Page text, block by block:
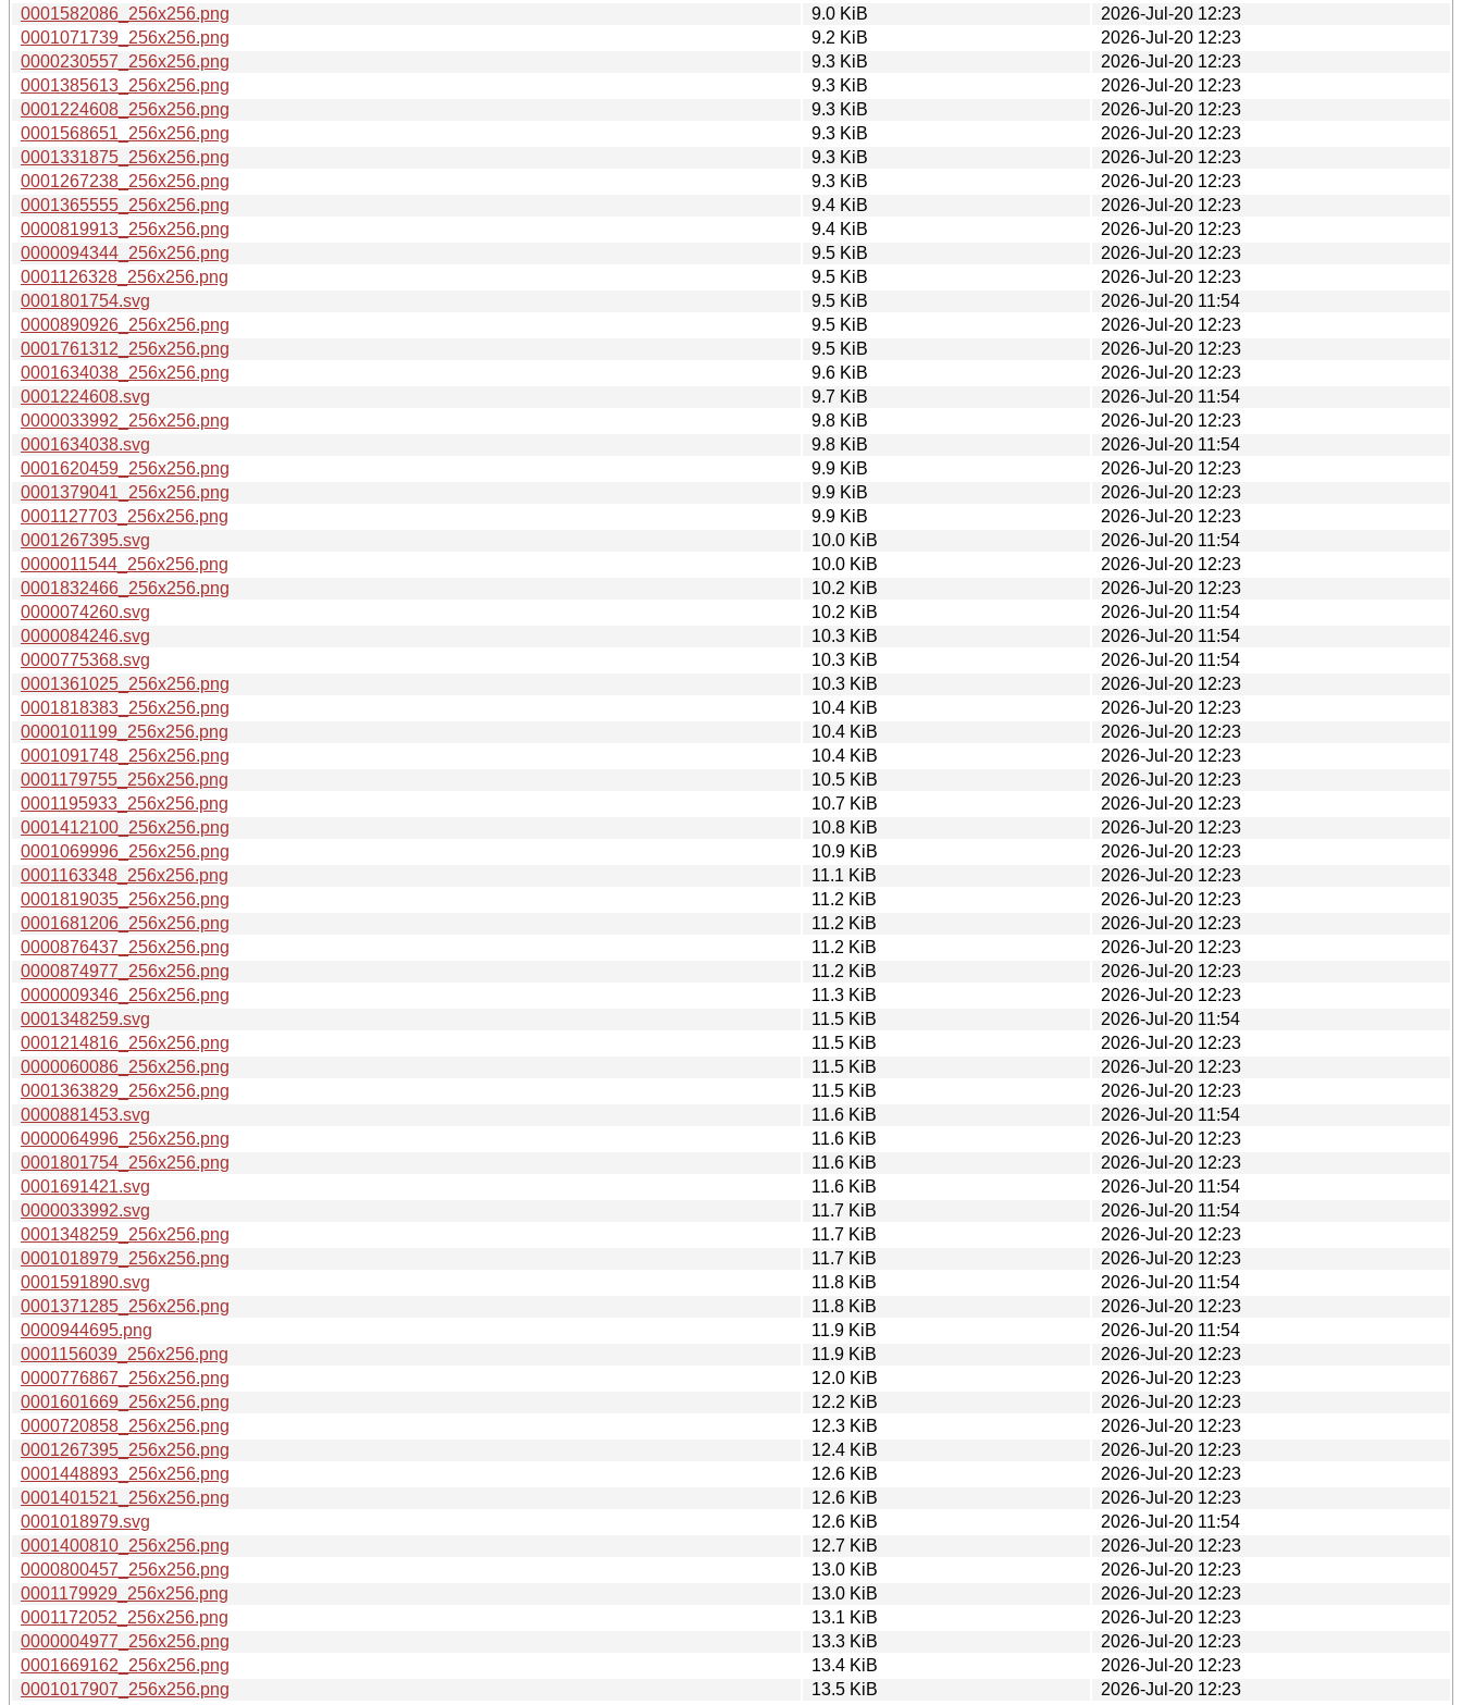
0001582086_256x256.png
9.0 KiB
2026-Jul-20 12:23
0001071739_256x256.png
9.2 KiB
2026-Jul-20 12:23
0000230557_256x256.png
9.3 KiB
2026-Jul-20 12:23
0001385613_256x256.png
9.3 KiB
2026-Jul-20 12:23
0001224608_256x256.png
9.3 KiB
2026-Jul-20 12:23
0001568651_256x256.png
9.3 KiB
2026-Jul-20 12:23
0001331875_256x256.png
9.3 KiB
2026-Jul-20 12:23
0001267238_256x256.png
9.3 KiB
2026-Jul-20 12:23
0001365555_256x256.png
9.4 KiB
2026-Jul-20 12:23
0000819913_256x256.png
9.4 KiB
2026-Jul-20 12:23
0000094344_256x256.png
9.5 KiB
2026-Jul-20 12:23
0001126328_256x256.png
9.5 KiB
2026-Jul-20 12:23
0001801754.svg
9.5 KiB
2026-Jul-20 11:54
0000890926_256x256.png
9.5 KiB
2026-Jul-20 12:23
0001761312_256x256.png
9.5 KiB
2026-Jul-20 12:23
0001634038_256x256.png
9.6 KiB
2026-Jul-20 12:23
0001224608.svg
9.7 KiB
2026-Jul-20 11:54
0000033992_256x256.png
9.8 KiB
2026-Jul-20 12:23
0001634038.svg
9.8 KiB
2026-Jul-20 11:54
0001620459_256x256.png
9.9 KiB
2026-Jul-20 12:23
0001379041_256x256.png
9.9 KiB
2026-Jul-20 12:23
0001127703_256x256.png
9.9 KiB
2026-Jul-20 12:23
0001267395.svg
10.0 KiB
2026-Jul-20 11:54
0000011544_256x256.png
10.0 KiB
2026-Jul-20 12:23
0001832466_256x256.png
10.2 KiB
2026-Jul-20 12:23
0000074260.svg
10.2 KiB
2026-Jul-20 11:54
0000084246.svg
10.3 KiB
2026-Jul-20 11:54
0000775368.svg
10.3 KiB
2026-Jul-20 11:54
0001361025_256x256.png
10.3 KiB
2026-Jul-20 12:23
0001818383_256x256.png
10.4 KiB
2026-Jul-20 12:23
0000101199_256x256.png
10.4 KiB
2026-Jul-20 12:23
0001091748_256x256.png
10.4 KiB
2026-Jul-20 12:23
0001179755_256x256.png
10.5 KiB
2026-Jul-20 12:23
0001195933_256x256.png
10.7 KiB
2026-Jul-20 12:23
0001412100_256x256.png
10.8 KiB
2026-Jul-20 12:23
0001069996_256x256.png
10.9 KiB
2026-Jul-20 12:23
0001163348_256x256.png
11.1 KiB
2026-Jul-20 12:23
0001819035_256x256.png
11.2 KiB
2026-Jul-20 12:23
0001681206_256x256.png
11.2 KiB
2026-Jul-20 12:23
0000876437_256x256.png
11.2 KiB
2026-Jul-20 12:23
0000874977_256x256.png
11.2 KiB
2026-Jul-20 12:23
0000009346_256x256.png
11.3 KiB
2026-Jul-20 12:23
0001348259.svg
11.5 KiB
2026-Jul-20 11:54
0001214816_256x256.png
11.5 KiB
2026-Jul-20 12:23
0000060086_256x256.png
11.5 KiB
2026-Jul-20 12:23
0001363829_256x256.png
11.5 KiB
2026-Jul-20 12:23
0000881453.svg
11.6 KiB
2026-Jul-20 11:54
0000064996_256x256.png
11.6 KiB
2026-Jul-20 12:23
0001801754_256x256.png
11.6 KiB
2026-Jul-20 12:23
0001691421.svg
11.6 KiB
2026-Jul-20 11:54
0000033992.svg
11.7 KiB
2026-Jul-20 11:54
0001348259_256x256.png
11.7 KiB
2026-Jul-20 12:23
0001018979_256x256.png
11.7 KiB
2026-Jul-20 12:23
0001591890.svg
11.8 KiB
2026-Jul-20 11:54
0001371285_256x256.png
11.8 KiB
2026-Jul-20 12:23
0000944695.png
11.9 KiB
2026-Jul-20 11:54
0001156039_256x256.png
11.9 KiB
2026-Jul-20 12:23
0000776867_256x256.png
12.0 KiB
2026-Jul-20 12:23
0001601669_256x256.png
12.2 KiB
2026-Jul-20 12:23
0000720858_256x256.png
12.3 KiB
2026-Jul-20 12:23
0001267395_256x256.png
12.4 KiB
2026-Jul-20 12:23
0001448893_256x256.png
12.6 KiB
2026-Jul-20 12:23
0001401521_256x256.png
12.6 KiB
2026-Jul-20 12:23
0001018979.svg
12.6 KiB
2026-Jul-20 11:54
0001400810_256x256.png
12.7 KiB
2026-Jul-20 12:23
0000800457_256x256.png
13.0 KiB
2026-Jul-20 12:23
0001179929_256x256.png
13.0 KiB
2026-Jul-20 12:23
0001172052_256x256.png
13.1 KiB
2026-Jul-20 12:23
0000004977_256x256.png
13.3 KiB
2026-Jul-20 12:23
0001669162_256x256.png
13.4 KiB
2026-Jul-20 12:23
0001017907_256x256.png
13.5 KiB
2026-Jul-20 12:23